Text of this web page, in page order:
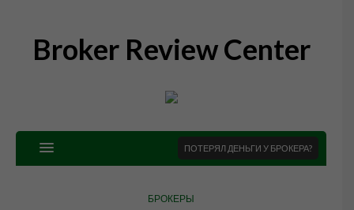
Broker Review Center
ПОТЕРЯЛ ДЕНЬГИ У БРОКЕРА?
БРОКЕРЫ